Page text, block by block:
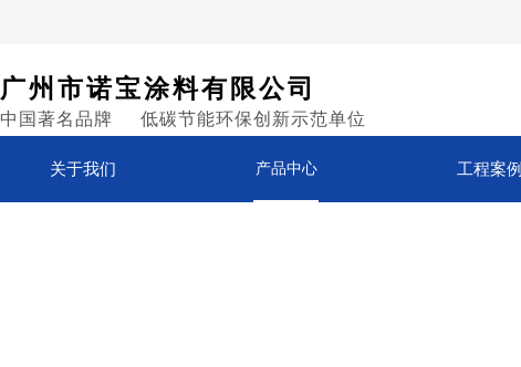
广州市诺宝涂料有限公司
中国著名品牌 低碳节能环保创新示范单位
关于我们 产品中心 工程案例